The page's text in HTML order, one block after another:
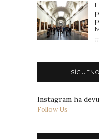
Instagram ha
Follow Us